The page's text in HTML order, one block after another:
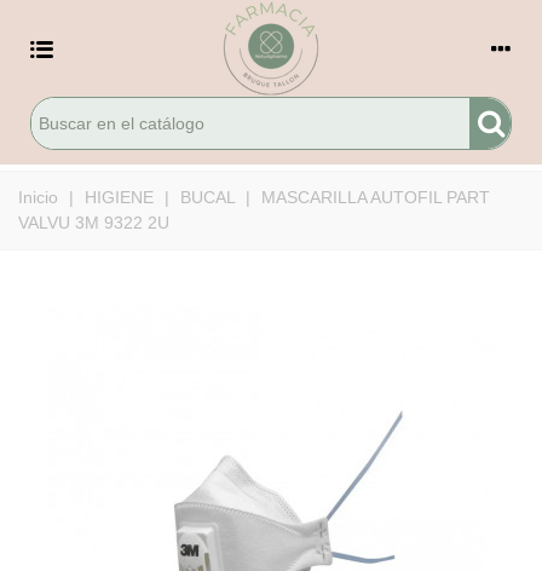
Inicio | HIGIENE | BUCAL |
MASCARILLA AUTOFIL PART
VALVU 3M 9322 2U